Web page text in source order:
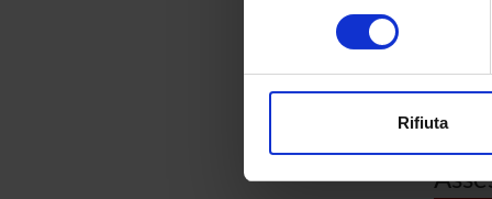
digitali).
modificare o ritirare il tuo
Rifiuta
Clinical